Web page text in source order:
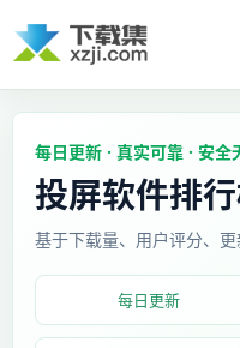
每日更新 · 真实可靠 · 安全
投屏软件排
基于下载量、用户评分、更
每日更新